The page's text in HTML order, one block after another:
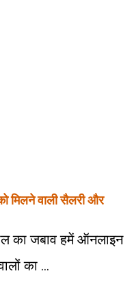
मिलने वाली सैलरी और
का जबाव हमें ऑनलाइन
का ...